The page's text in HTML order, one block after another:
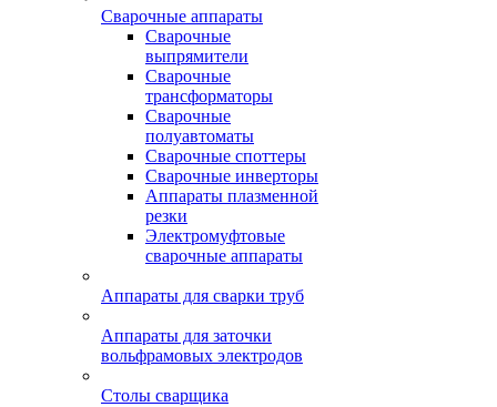
Сварочные аппараты
Сварочные
выпрямители
Сварочные
трансформаторы
Сварочные
полуавтоматы
Сварочные споттеры
Сварочные инверторы
Аппараты плазменной
резки
Электромуфтовые
сварочные аппараты
Аппараты для сварки труб
Аппараты для заточки
вольфрамовых электродов
Столы сварщика